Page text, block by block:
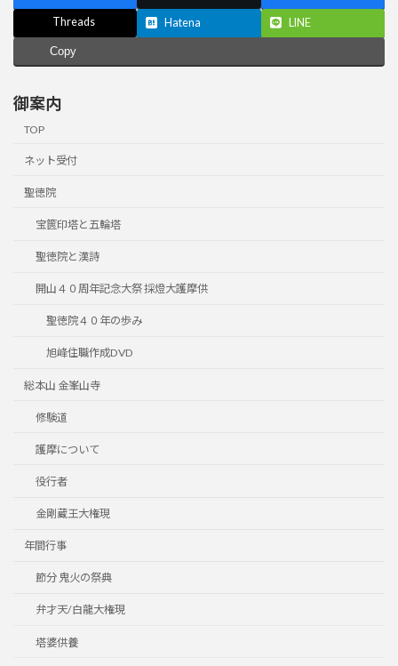
Threads Hatena LINE
Copy
御案内
TOP
ネット受付
聖徳院
宝篋印塔と五輪塔
聖徳院と漢詩
開山４０周年記念大祭 採燈大護摩供
聖徳院４０年の歩み
旭峰住職作成DVD
総本山 金峯山寺
修験道
護摩について
役行者
金剛蔵王大権現
年間行事
節分 鬼火の祭典
弁才天/白龍大権現
塔婆供養